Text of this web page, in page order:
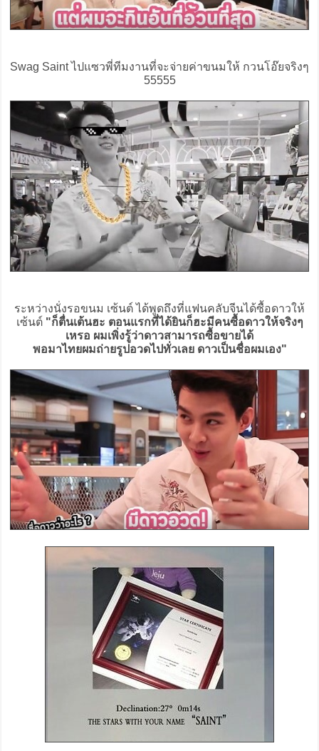
Swag Saint ไปแซวพี่ทีมงานที่จะจ่ายค่าขนมให้ กวนโอ๊ยจริงๆ
55555
ระหว่างนั่งรอขนม เซ้นต์ ได้พูดถึงที่แฟนคลับจีนได้ซื้อดาวให้
เซ้นต์ "ก็ตื่นเต้นฮะ ตอนแรกที่ได้ยินก็ฮะมีคนซื้อดาวให้จริงๆ
เหรอ ผมเพิ่งรู้ว่าดาวสามารถซื้อขายได้
พอมาไทยผมถ่ายรูปอวดไปทั่วเลย ดาวเป็นชื่อผมเอง"